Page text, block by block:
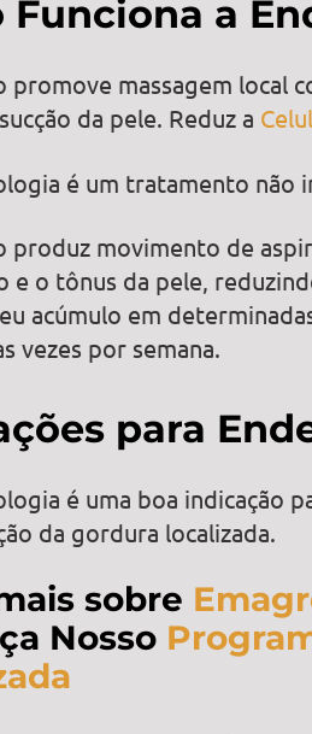
Funciona a
promove massagem local
da pele. Reduz a
é um tratamento não
produz movimento de
e o tônus da pele,
acúmulo em
vezes por semana.
para
é uma boa indicação
da gordura localizada.
sobre
Nosso